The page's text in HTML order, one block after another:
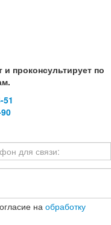
проконсультирует по
51
на обработку